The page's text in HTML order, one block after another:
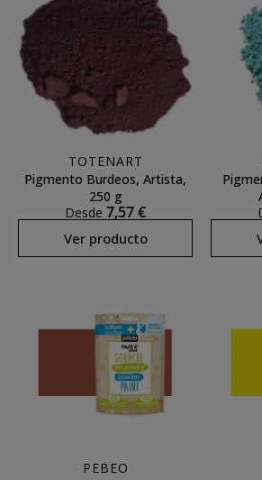
TOTENART
Pigmento Burdeos, Artista,
250 g
Desde 7,57 €
Ver producto
PEBEO